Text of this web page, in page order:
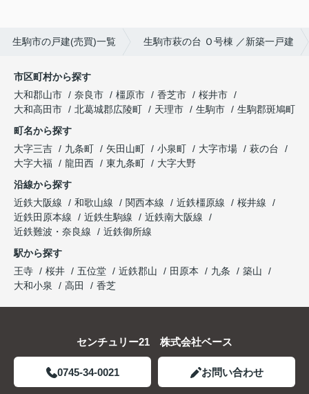
生駒市の戸建(売買)一覧 生駒市萩の台 Ｏ号棟 ／新築一戸建
市区町村から探す
大和郡山市
奈良市 橿原市 香芝市
桜井市
大和高田市
北葛城郡広陵町 天理市 生駒市
生駒郡斑鳩町
町名から探す
大字三吉
九条町 矢田山町 小泉町 大字市場
萩の台
大字大福
龍田西 東九条町
大字大野
沿線から探す
近鉄大阪線
和歌山線 関西本線 近鉄橿原線
桜井線
近鉄田原本線
近鉄生駒線
近鉄南大阪線
近鉄難波・奈良線
近鉄御所線
駅から探す
王寺
桜井 五位堂 近鉄郡山 田原本 九条
築山
大和小泉
高田 香芝
センチュリー21 株式会社ベース
0745-34-0021 お問い合わせ